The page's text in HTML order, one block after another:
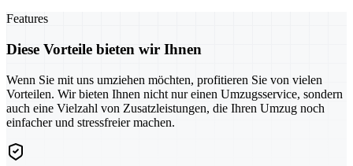
Features
Diese Vorteile bieten wir Ihnen
Wenn Sie mit uns umziehen möchten, profitieren Sie von vielen
Vorteilen. Wir bieten Ihnen nicht nur einen Umzugsservice, sondern
auch eine Vielzahl von Zusatzleistungen, die Ihren Umzug noch
einfacher und stressfreier machen.